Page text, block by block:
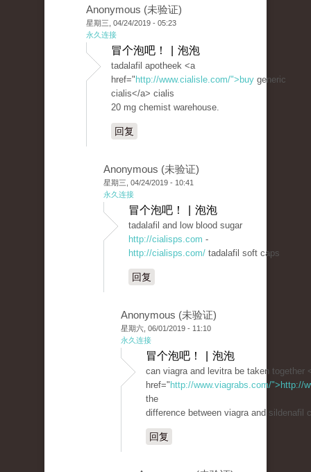
Anonymous (未验证)
星期三, 04/24/2019 - 05:23
永久连接
冒个泡吧！ | 泡泡
tadalafil apotheek <a
href=" http://www.cialisle.com/">buy generic
cialis</a> cialis
20 mg chemist warehouse.
回复
Anonymous (未验证)
星期三, 04/24/2019 - 10:41
永久连接
冒个泡吧！ | 泡泡
tadalafil and low blood sugar
http://cialisps.com -
http://cialisps.com/ tadalafil soft caps
回复
Anonymous (未验证)
星期六, 06/01/2019 - 11:10
永久连接
冒个泡吧！ | 泡泡
can viagra and levitra be taken together
href=" http://www.viagrabs.com/">http://
the
difference between viagra and sildenafil
回复